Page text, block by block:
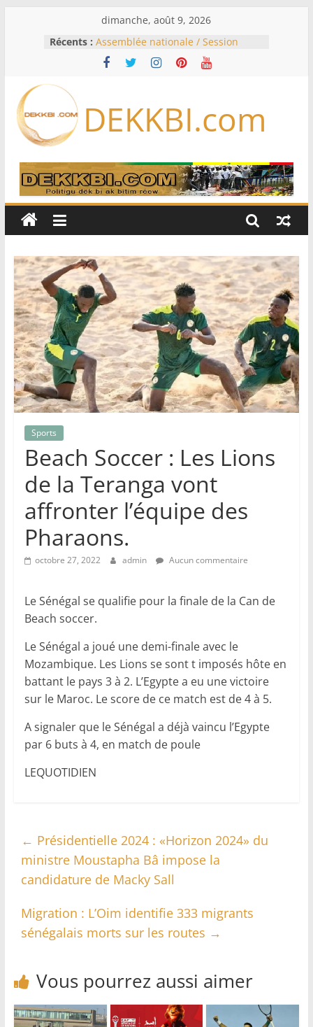
dimanche, août 9, 2026
Récents : Assemblée nationale / Session
extraordinaire: Six commissions
d’enquête à l’ordre du jour ce lundi
Bénin: Patrice Talon élu président
du Sénat, moins de trois mois
Pakistan et la Turquie signent un
accord de défense
RD Congo: Kinshasa interdit les
exportations de cuivre et de cobalt
production
DEKKBI.com
Sports
Beach Soccer : Les Lions
de la Teranga vont
affronter l’équipe des
Pharaons.
octobre 27, 2022 admin Aucun commentaire
Le Sénégal se qualifie pour la finale de la Can de
Beach soccer.
Le Sénégal a joué une demi-finale avec le
Mozambique. Les Lions se sont t imposés hôte en
battant le pays 3 à 2. L’Egypte a eu une victoire
sur le Maroc. Le score de ce match est de 4 à 5.
A signaler que le Sénégal a déjà vaincu l’Egypte
par 6 buts à 4, en match de poule
LEQUOTIDIEN
← Présidentielle 2024 : «Horizon 2024» du
ministre Moustapha Bâ impose la
candidature de Macky Sall
Migration : L’Oim identifie 333 migrants
sénégalais morts sur les routes →
Vous pourrez aussi aimer